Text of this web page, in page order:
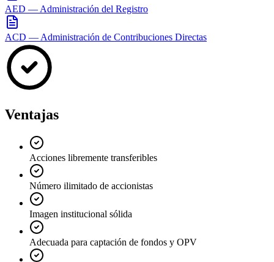
AED — Administración del Registro
ACD — Administración de Contribuciones Directas
Ventajas
Acciones libremente transferibles
Número ilimitado de accionistas
Imagen institucional sólida
Adecuada para captación de fondos y OPV